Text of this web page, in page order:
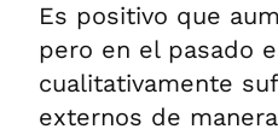
Es positivo que
pero en el pasado
cualitativamente
externos de